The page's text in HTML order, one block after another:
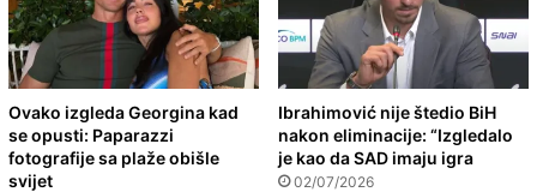
Ovako izgleda Georgina kad
se opusti: Paparazzi
fotografije sa plaže obišle
svijet
Ibrahimović nije štedio BiH
nakon eliminacije: “Izgledalo
je kao da SAD imaju igra
02/07/2026